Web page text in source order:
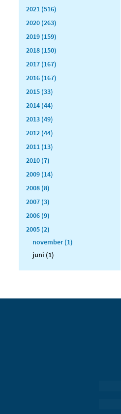
2021 (516)
2020 (263)
2019 (159)
2018 (150)
2017 (167)
2016 (167)
2015 (33)
2014 (44)
2013 (49)
2012 (44)
2011 (13)
2010 (7)
2009 (14)
2008 (8)
2007 (3)
2006 (9)
2005 (2)
november (1)
juni (1)